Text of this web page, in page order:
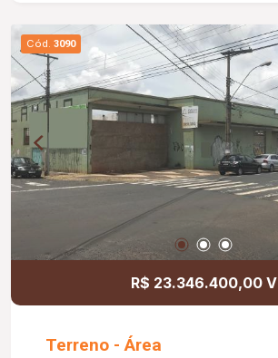
Cód. 3090
R$ 23.346.400,00 V
Terreno - Área